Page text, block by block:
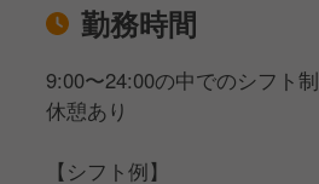
勤務時間
9:00〜24:00の中でのシフト制
休憩あり
【シフト例】